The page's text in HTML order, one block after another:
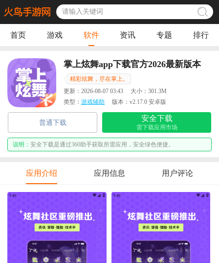
首页 游戏 软件 资讯 专题 排行
掌上炫舞app下载官方2026最新版本
精彩炫舞，尽在掌上。
更新： 2026-08-07 03:43 大小： 301.3M
类型： 游戏辅助 版本： v2.17.0 安卓版
普通下载
安全下载
需下载应用市场
说明： 安全下载是通过360助手获取所需应用，安全绿色便捷。
应用介绍 应用信息 用户评论